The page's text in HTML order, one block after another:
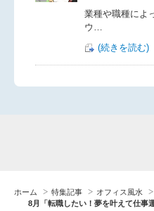
業種や職種によ
ウ…
(続きを読む)
ホーム 特集記事
オフィス風水
8月「転職したい！夢を叶えて仕事